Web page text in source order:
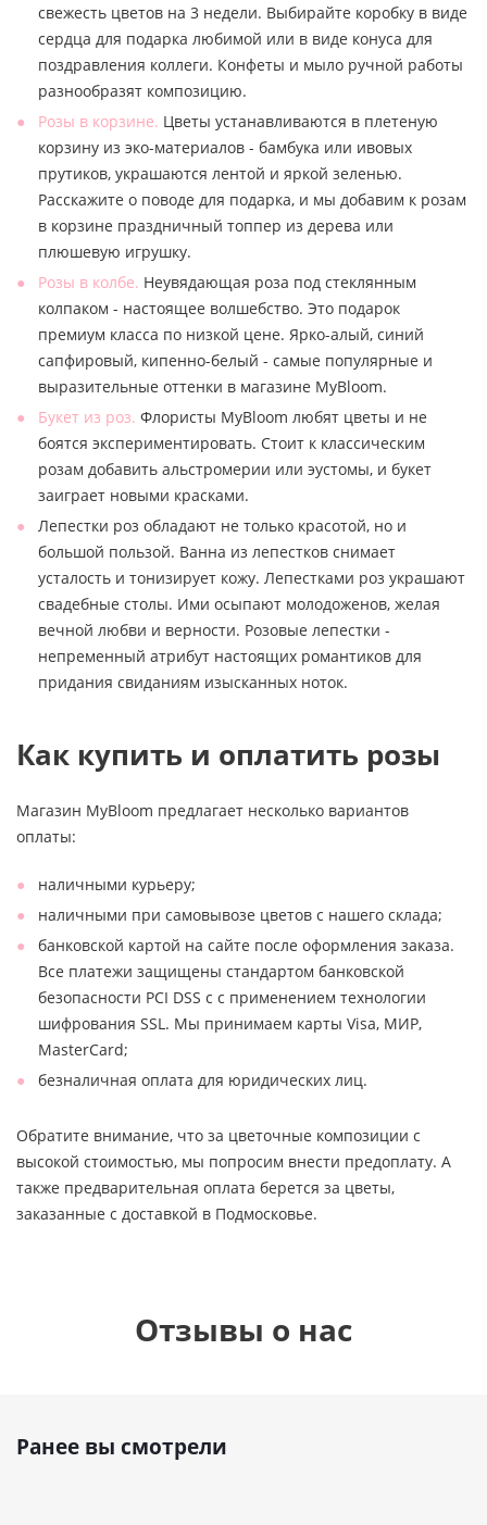
свежесть цветов на 3 недели. Выбирайте коробку в виде
сердца для подарка любимой или в виде конуса для
поздравления коллеги. Конфеты и мыло ручной работы
разнообразят композицию.
Розы в корзине. Цветы устанавливаются в плетеную
корзину из эко-материалов - бамбука или ивовых
прутиков, украшаются лентой и яркой зеленью.
Расскажите о поводе для подарка, и мы добавим к розам
в корзине праздничный топпер из дерева или
плюшевую игрушку.
Розы в колбе. Неувядающая роза под стеклянным
колпаком - настоящее волшебство. Это подарок
премиум класса по низкой цене. Ярко-алый, синий
сапфировый, кипенно-белый - самые популярные и
выразительные оттенки в магазине MyBloom.
Букет из роз. Флористы MyBloom любят цветы и не
боятся экспериментировать. Стоит к классическим
розам добавить альстромерии или эустомы, и букет
заиграет новыми красками.
Лепестки роз обладают не только красотой, но и
большой пользой. Ванна из лепестков снимает
усталость и тонизирует кожу. Лепестками роз украшают
свадебные столы. Ими осыпают молодоженов, желая
вечной любви и верности. Розовые лепестки -
непременный атрибут настоящих романтиков для
придания свиданиям изысканных ноток.
Как купить и оплатить розы
Магазин MyBloom предлагает несколько вариантов
оплаты:
наличными курьеру;
наличными при самовывозе цветов с нашего склада;
банковской картой на сайте после оформления заказа.
Все платежи защищены стандартом банковской
безопасности PCI DSS с с применением технологии
шифрования SSL. Мы принимаем карты Visa, МИР,
MasterCard;
безналичная оплата для юридических лиц.
Обратите внимание, что за цветочные композиции с
высокой стоимостью, мы попросим внести предоплату. А
также предварительная оплата берется за цветы,
заказанные с доставкой в Подмосковье.
Отзывы о нас
Ранее вы смотрели